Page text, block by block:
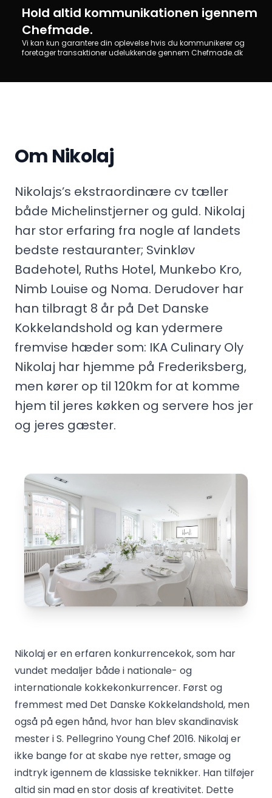
Hold altid kommunikationen igennem
Chefmade.
Vi kan kun garantere din oplevelse hvis du kommunikerer og
foretager transaktioner udelukkende gennem Chefmade.dk
Om Nikolaj
Nikolajs’s ekstraordinære cv tæller
både Michelinstjerner og guld. Nikolaj
har stor erfaring fra nogle af landets
bedste restauranter; Svinkløv
Badehotel, Ruths Hotel, Munkebo Kro,
Nimb Louise og Noma. Derudover har
han tilbragt 8 år på Det Danske
Kokkelandshold og kan ydermere
fremvise hæder som: IKA Culinary Oly
Nikolaj har hjemme på Frederiksberg,
men kører op til 120km for at komme
hjem til jeres køkken og servere hos jer
og jeres gæster.
Nikolaj er en erfaren konkurrencekok, som har
vundet medaljer både i nationale- og
internationale kokkekonkurrencer. Først og
fremmest med Det Danske Kokkelandshold, men
også på egen hånd, hvor han blev skandinavisk
mester i S. Pellegrino Young Chef 2016. Nikolaj er
ikke bange for at skabe nye retter, smage og
indtryk igennem de klassiske teknikker. Han tilføjer
altid sin mad en stor dosis af kreativitet. Dette